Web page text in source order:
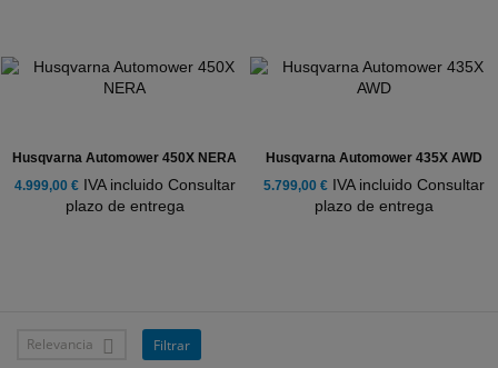
Husqvarna Automower 450X NERA
4.999,00 €IVA incluido Consultar
plazo de entrega
Husqvarna Automower 435X AWD
5.799,00 €IVA incluido Consultar
plazo de entrega
Relevancia  Filtrar